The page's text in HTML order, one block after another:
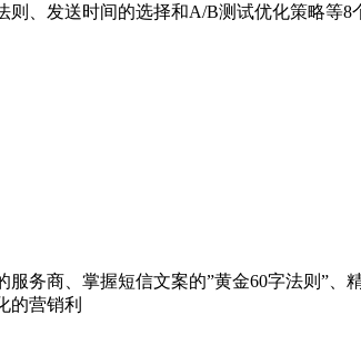
、发送时间的选择和A/B测试优化策略等
务商、掌握短信文案的”黄金60字法则”、
的营销利